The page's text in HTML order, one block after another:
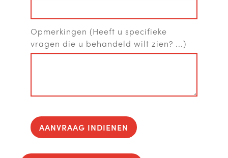
Opmerkingen (Heeft u specifieke
vragen die u behandeld wilt zien? ...)
AANVRAAG INDIENEN